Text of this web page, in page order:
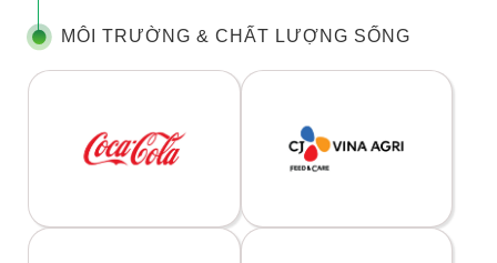
MÔI TRƯỜNG & CHẤT LƯỢNG SỐNG